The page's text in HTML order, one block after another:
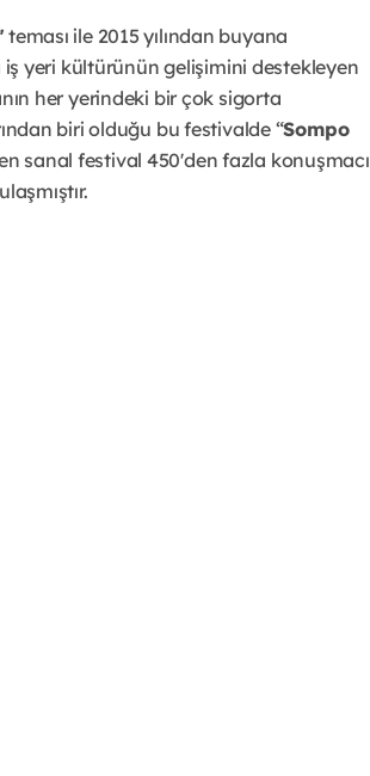
teması ile 2015 yılından buyana
yeri kültürünün gelişimini destekleyen
her yerindeki bir çok sigorta
biri olduğu bu festivalde “Sompo
sanal festival 450'den fazla konuşmacı